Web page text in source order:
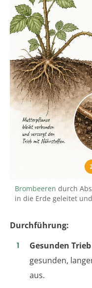
Brombeeren durch
in die Erde geleitet
Durchführung:
Gesunden
gesunden,
aus.